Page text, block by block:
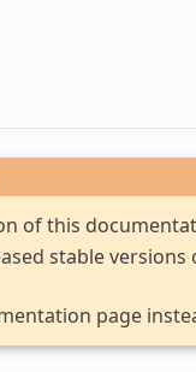
of this
stable versions
page